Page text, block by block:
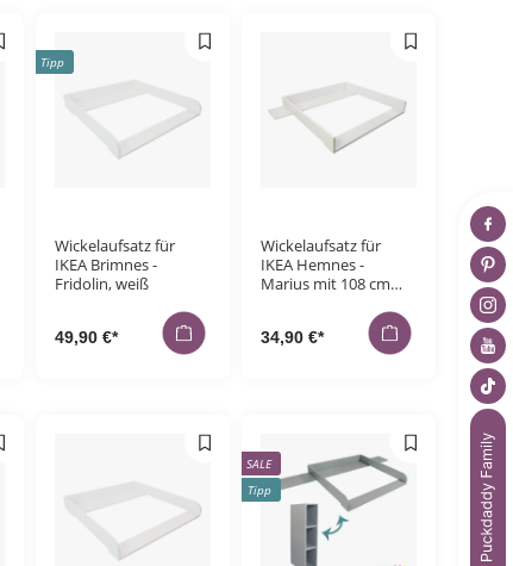
Tipp
Wickelaufsatz für
IKEA Brimnes -
Fridolin, weiß
49,90 €*
Wickelaufsatz für
IKEA Hemnes -
Marius mit 108 cm
34,90 €*
SALE
Tipp